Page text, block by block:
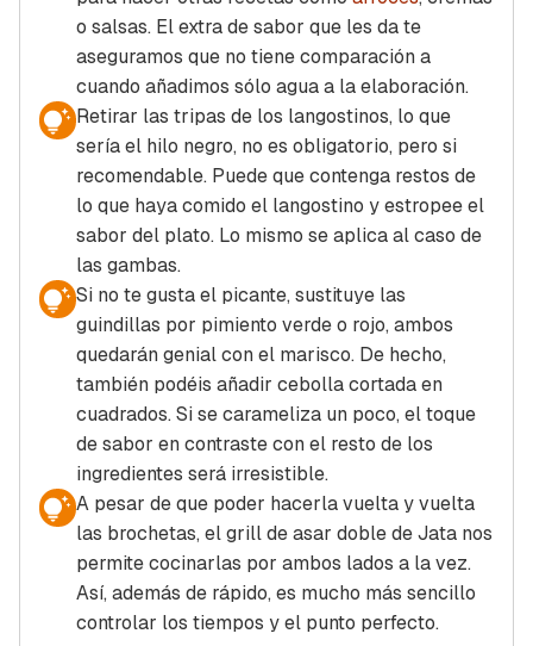
o salsas. El extra de sabor que les da te
aseguramos que no tiene comparación a
cuando añadimos sólo agua a la elaboración.
Retirar las tripas de los langostinos, lo que
sería el hilo negro, no es obligatorio, pero si
recomendable. Puede que contenga restos de
lo que haya comido el langostino y estropee el
sabor del plato. Lo mismo se aplica al caso de
las gambas.
Si no te gusta el picante, sustituye las
guindillas por pimiento verde o rojo, ambos
quedarán genial con el marisco. De hecho,
también podéis añadir cebolla cortada en
cuadrados. Si se carameliza un poco, el toque
de sabor en contraste con el resto de los
ingredientes será irresistible.
A pesar de que poder hacerla vuelta y vuelta
las brochetas, el grill de asar doble de Jata nos
permite cocinarlas por ambos lados a la vez.
Así, además de rápido, es mucho más sencillo
controlar los tiempos y el punto perfecto.